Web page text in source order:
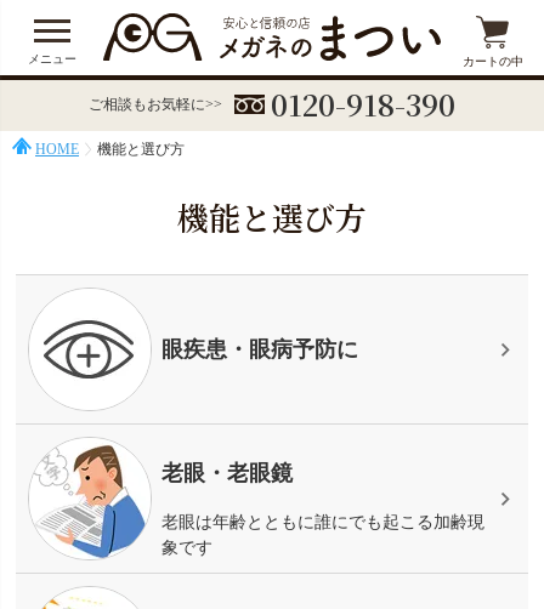
メニュー カートの中
ご相談もお気軽に>> 0120-918-390
HOME 機能と選び方
機能と選び方
眼疾患・眼病予防に
老眼・老眼鏡
老眼は年齢とともに誰にでも起こる加齢現
象です